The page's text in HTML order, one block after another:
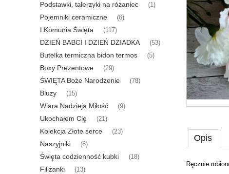
Podstawki, talerzyki na różaniec (1)
Pojemniki ceramiczne (6)
I Komunia Święta (117)
DZIEŃ BABCI I DZIEŃ DZIADKA (53)
Butelka termiczna bidon termos (5)
Boxy Prezentowe (29)
ŚWIĘTA Boże Narodzenie (78)
Bluzy (15)
Wiara Nadzieja Miłość (9)
Ukochałem Cię (21)
Kolekcja Złote serce (23)
Naszyjniki (8)
Święta codzienność kubki (18)
Filiżanki (13)
Opis
Ręcznie